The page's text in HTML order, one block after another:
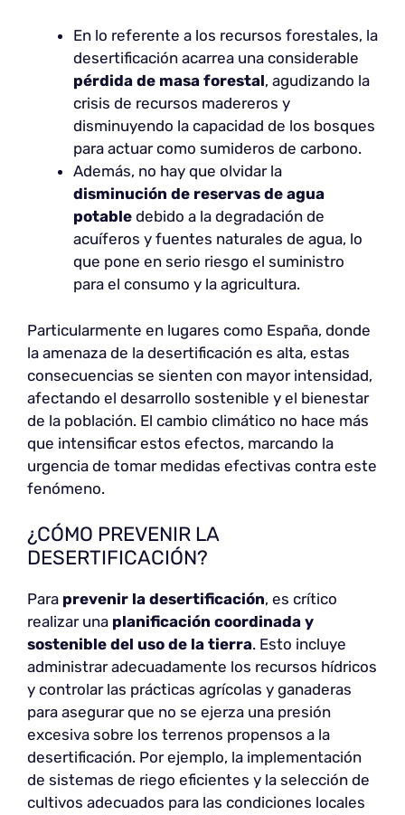
En lo referente a los recursos forestales, la
desertificación acarrea una considerable
pérdida de masa forestal, agudizando la
crisis de recursos madereros y
disminuyendo la capacidad de los bosques
para actuar como sumideros de carbono.
Además, no hay que olvidar la
disminución de reservas de agua
potable debido a la degradación de
acuíferos y fuentes naturales de agua, lo
que pone en serio riesgo el suministro
para el consumo y la agricultura.
Particularmente en lugares como España, donde
la amenaza de la desertificación es alta, estas
consecuencias se sienten con mayor intensidad,
afectando el desarrollo sostenible y el bienestar
de la población. El cambio climático no hace más
que intensificar estos efectos, marcando la
urgencia de tomar medidas efectivas contra este
fenómeno.
¿CÓMO PREVENIR LA
DESERTIFICACIÓN?
Para prevenir la desertificación, es crítico
realizar una planificación coordinada y
sostenible del uso de la tierra. Esto incluye
administrar adecuadamente los recursos hídricos
y controlar las prácticas agrícolas y ganaderas
para asegurar que no se ejerza una presión
excesiva sobre los terrenos propensos a la
desertificación. Por ejemplo, la implementación
de sistemas de riego eficientes y la selección de
cultivos adecuados para las condiciones locales